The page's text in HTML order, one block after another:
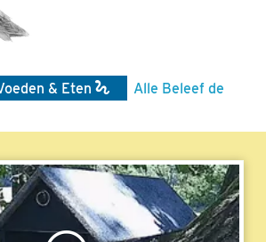
& Eten
Alle Beleef de